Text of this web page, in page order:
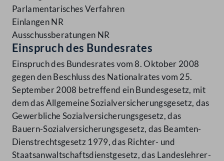
Parlamentarisches Verfahren
Einlangen NR
Ausschussberatungen NR
Einspruch des Bundesrates
Einspruch des Bundesrates vom 8. Oktober 2008
gegen den Beschluss des Nationalrates vom 25.
September 2008 betreffend ein Bundesgesetz, mit
dem das Allgemeine Sozialversicherungsgesetz, das
Gewerbliche Sozialversicherungsgesetz, das
Bauern-Sozialversicherungsgesetz, das Beamten-
Dienstrechtsgesetz 1979, das Richter- und
Staatsanwaltschaftsdienstgesetz, das Landeslehrer-